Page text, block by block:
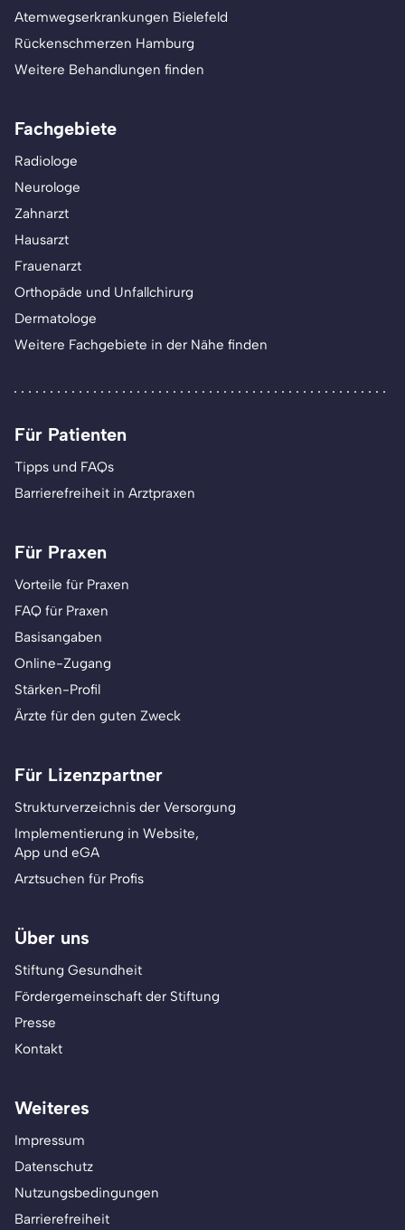
Atemwegserkrankungen Bielefeld
Rückenschmerzen Hamburg
Weitere Behandlungen finden
Fachgebiete
Radiologe
Neurologe
Zahnarzt
Hausarzt
Frauenarzt
Orthopäde und Unfallchirurg
Dermatologe
Weitere Fachgebiete in der Nähe finden
Für Patienten
Tipps und FAQs
Barrierefreiheit in Arztpraxen
Für Praxen
Vorteile für Praxen
FAQ für Praxen
Basisangaben
Online-Zugang
Stärken-Profil
Ärzte für den guten Zweck
Für Lizenzpartner
Strukturverzeichnis der Versorgung
Implementierung in Website,
App und eGA
Arztsuchen für Profis
Über uns
Stiftung Gesundheit
Fördergemeinschaft der Stiftung
Presse
Kontakt
Weiteres
Impressum
Datenschutz
Nutzungsbedingungen
Barrierefreiheit